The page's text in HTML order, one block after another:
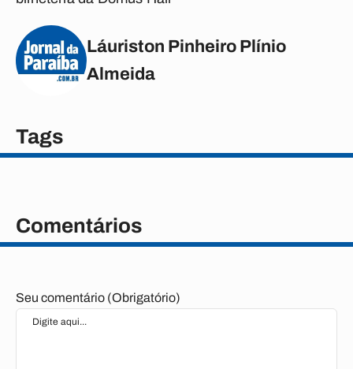
Láuriston Pinheiro Plínio
Almeida
Tags
Comentários
Seu comentário (Obrigatório)